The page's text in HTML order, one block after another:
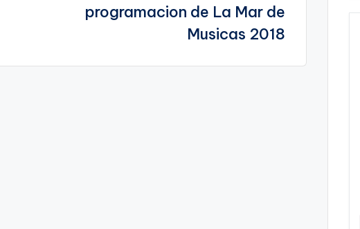
programacion de La Mar de
Musicas 2018